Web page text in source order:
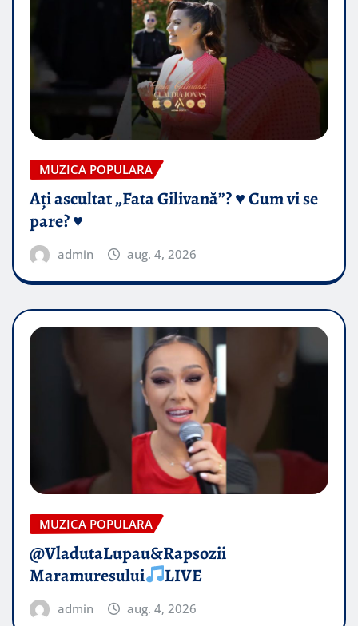
MUZICA POPULARA
Ați ascultat „Fata Gilivană”? ♥️ Cum vi se
pare? ♥️
admin aug. 4, 2026
MUZICA POPULARA
@VladutaLupau&Rapsozii
Maramuresului
LIVE
admin aug. 4, 2026